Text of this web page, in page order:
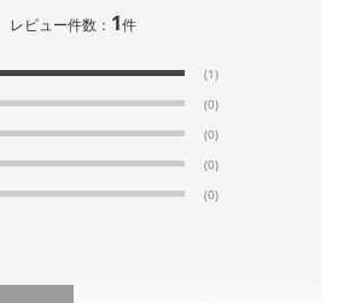
レビュー件数： 1件
(1)
(0)
(0)
(0)
(0)